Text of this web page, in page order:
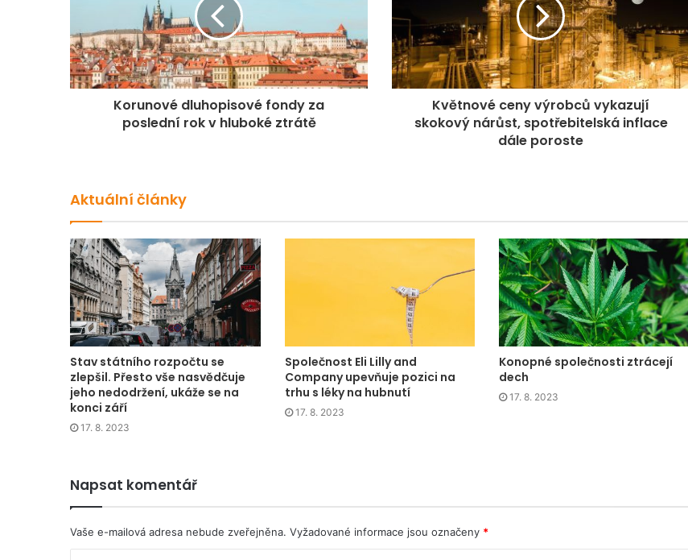
Korunové dluhopisové fondy za
poslední rok v hluboké ztrátě
Květnové ceny výrobců vykazují
skokový nárůst, spotřebitelská inflace
dále poroste
Aktuální články
Stav státního rozpočtu se
zlepšil. Přesto vše nasvědčuje
jeho nedodržení, ukáže se na
konci září
17. 8. 2023
Společnost Eli Lilly and
Company upevňuje pozici na
trhu s léky na hubnutí
17. 8. 2023
Konopné společnosti ztrácejí
dech
17. 8. 2023
Napsat komentář
Vaše e-mailová adresa nebude zveřejněna. Vyžadované informace jsou označeny *